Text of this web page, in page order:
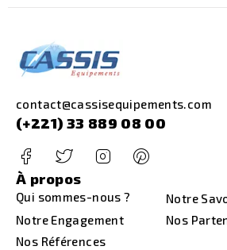
contact@cassisequipements.com
(+221) 33 889 08 00
À propos
Qui sommes-nous ?
Notre
Notre Engagement
Nos
Nos Références